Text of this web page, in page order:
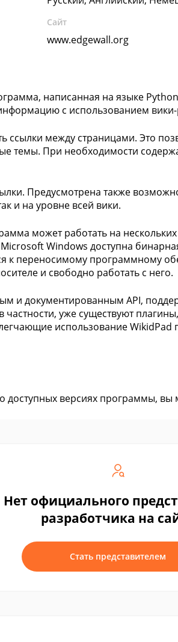
Сайт
www.edgewall.org
написанная на языке
с использованием
ссылки между страницами. Это
темы. При необходимости
Предусмотрена также
и на уровне всей вики.
может работать на
Windows доступна
к переносимому программному
и свободно работать с него.
и документированным API,
частности, уже существуют
использование WikidPad
доступных версиях программы,
Нет официального
разработчика на
Стать представителем